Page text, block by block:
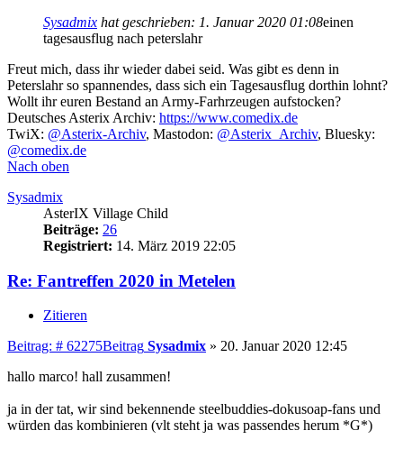
Sysadmix hat geschrieben: 1. Januar 2020 01:08einen
tagesausflug nach peterslahr
Freut mich, dass ihr wieder dabei seid. Was gibt es denn in
Peterslahr so spannendes, dass sich ein Tagesausflug dorthin lohnt?
Wollt ihr euren Bestand an Army-Farhrzeugen aufstocken?
Deutsches Asterix Archiv: https://www.comedix.de
TwiX: @Asterix-Archiv, Mastodon: @Asterix_Archiv, Bluesky:
@comedix.de
Nach oben
Sysadmix
AsterIX Village Child
Beiträge: 26
Registriert: 14. März 2019 22:05
Re: Fantreffen 2020 in Metelen
Zitieren
Beitrag: # 62275Beitrag Sysadmix » 20. Januar 2020 12:45
hallo marco! hall zusammen!
ja in der tat, wir sind bekennende steelbuddies-dokusoap-fans und
würden das kombinieren (vlt steht ja was passendes herum *G*)